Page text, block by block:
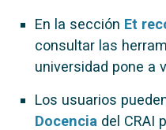
En la sección Et
consultar las
universidad pone a
Los usuarios
Docencia del CRAI